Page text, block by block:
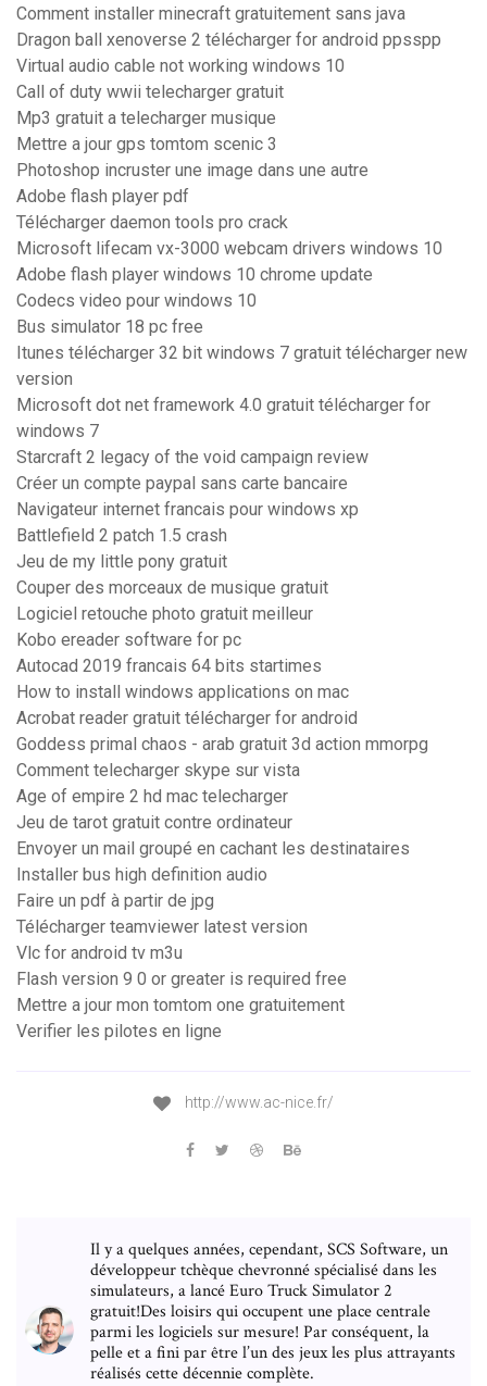
Comment installer minecraft gratuitement sans java
Dragon ball xenoverse 2 télécharger for android ppsspp
Virtual audio cable not working windows 10
Call of duty wwii telecharger gratuit
Mp3 gratuit a telecharger musique
Mettre a jour gps tomtom scenic 3
Photoshop incruster une image dans une autre
Adobe flash player pdf
Télécharger daemon tools pro crack
Microsoft lifecam vx-3000 webcam drivers windows 10
Adobe flash player windows 10 chrome update
Codecs video pour windows 10
Bus simulator 18 pc free
Itunes télécharger 32 bit windows 7 gratuit télécharger new
version
Microsoft dot net framework 4.0 gratuit télécharger for
windows 7
Starcraft 2 legacy of the void campaign review
Créer un compte paypal sans carte bancaire
Navigateur internet francais pour windows xp
Battlefield 2 patch 1.5 crash
Jeu de my little pony gratuit
Couper des morceaux de musique gratuit
Logiciel retouche photo gratuit meilleur
Kobo ereader software for pc
Autocad 2019 francais 64 bits startimes
How to install windows applications on mac
Acrobat reader gratuit télécharger for android
Goddess primal chaos - arab gratuit 3d action mmorpg
Comment telecharger skype sur vista
Age of empire 2 hd mac telecharger
Jeu de tarot gratuit contre ordinateur
Envoyer un mail groupé en cachant les destinataires
Installer bus high definition audio
Faire un pdf à partir de jpg
Télécharger teamviewer latest version
Vlc for android tv m3u
Flash version 9 0 or greater is required free
Mettre a jour mon tomtom one gratuitement
Verifier les pilotes en ligne
http://www.ac-nice.fr/
Il y a quelques années, cependant, SCS Software, un
développeur tchèque chevronné spécialisé dans les
simulateurs, a lancé Euro Truck Simulator 2
gratuit!Des loisirs qui occupent une place centrale
parmi les logiciels sur mesure! Par conséquent, la
pelle et a fini par être l’un des jeux les plus attrayants
réalisés cette décennie complète.